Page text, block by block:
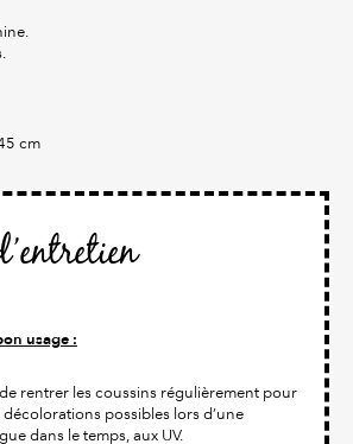
cm
usage :
rentrer les coussins régulièrement pour
décolorations possibles lors d’une
dans le temps, aux UV.